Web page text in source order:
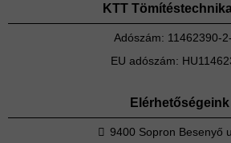
KTT
Adószám: 11462390-
EU adószám:
Elérhetőségeink
9400 Sopron Besenyő